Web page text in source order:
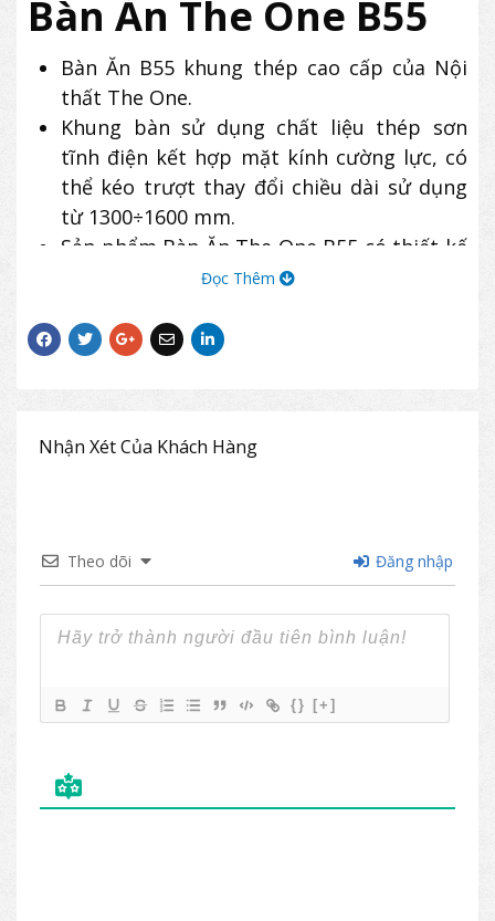
Bàn Ăn The One B55
Bàn Ăn B55 khung thép cao cấp của Nội
thất The One.
Khung bàn sử dụng chất liệu thép sơn
tĩnh điện kết hợp mặt kính cường lực, có
thể kéo trượt thay đổi chiều dài sử dụng
từ 1300÷1600 mm.
Sản phẩm Bàn Ăn The One B55 có thiết kế
sang trọng thích hợp cho các không gian
Đọc Thêm
Nhận Xét Của Khách Hàng
Theo dõi Đăng nhập
{} [+]